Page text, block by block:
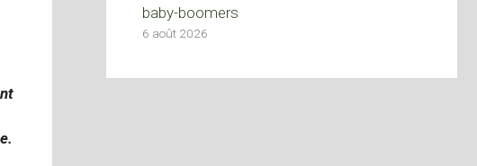
baby-boomers
6 août 2026